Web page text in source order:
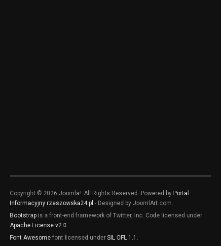
Copyright © 2026 Joomla!. All Rights Reserved. Powered by Portal
Informacyjny rzeszowska24.pl - Designed by JoomlArt.com.
Bootstrap is a front-end framework of Twitter, Inc. Code licensed under
Apache License v2.0.
Font Awesome font licensed under SIL OFL 1.1 .